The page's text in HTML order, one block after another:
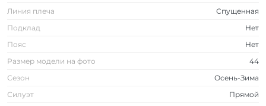
Линия плеча
Спущенная
Подклад
Нет
Пояс
Нет
Размер модели на фото
44
Сезон
Осень-Зима
Силуэт
Прямой